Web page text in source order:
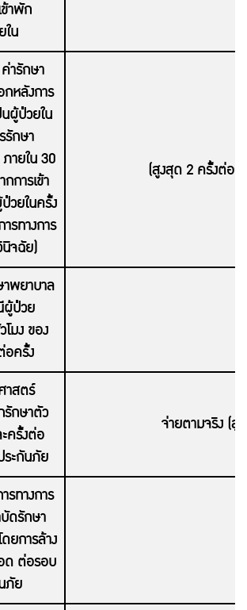
าพัก
ใน
ารักษา
หลังการ
ผู้ป่วยใน
รักษา
ายใน 30
การเข้า
วยในครั้ง
รทางการ
จฉัย)
(สูงสุด 2 ครั้งต่อก
พยาบาล
ผู้ป่วย
มง ของ
อครั้ง
าสตร์
กษาตัว
ครั้งต่อ
ะกันภัย
จ่ายตามจริง (
ทางการ
ดรักษา
ดยการล้าง
ด ต่อรอบ
ภัย